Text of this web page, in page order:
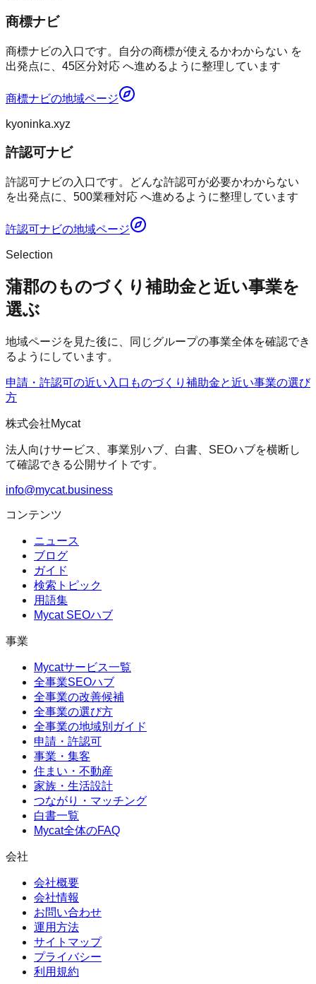
商標ナビ
商標ナビの入口です。自分の商標が使えるかわからない を
出発点に、45区分対応 へ進めるように整理しています
商標ナビの地域ページ
kyoninka.xyz
許認可ナビ
許認可ナビの入口です。どんな許認可が必要かわからない
を出発点に、500業種対応 へ進めるように整理しています
許認可ナビの地域ページ
Selection
蒲郡のものづくり補助金と近い事業を
選ぶ
地域ページを見た後に、同じグループの事業全体を確認でき
るようにしています。
申請・許認可の近い入口 ものづくり補助金と近い事業の選び
方
株式会社Mycat
法人向けサービス、事業別ハブ、白書、SEOハブを横断し
て確認できる公開サイトです。
info@mycat.business
コンテンツ
ニュース
ブログ
ガイド
検索トピック
用語集
Mycat SEOハブ
事業
Mycatサービス一覧
全事業SEOハブ
全事業の改善候補
全事業の選び方
全事業の地域別ガイド
申請・許認可
事業・集客
住まい・不動産
家族・生活設計
つながり・マッチング
白書一覧
Mycat全体のFAQ
会社
会社概要
会社情報
お問い合わせ
運用方法
サイトマップ
プライバシー
利用規約